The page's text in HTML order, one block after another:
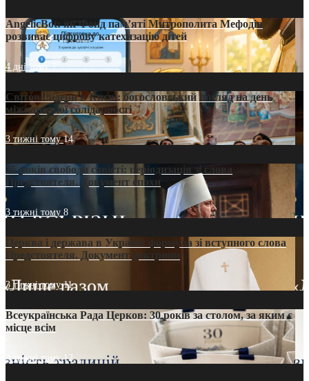
AngelicBot: як Фонд пам’яті Митрополита Мефодія
розвиває цифрову катехизацію дітей
4 дні тому7
Світові лідери в Києві: богословський погляд на день
міжнародної солідарності
3 тижні тому14
35 років свободи совісті: періодизація зі слова
Предстоятеля. Документ епохи
3 тижні тому 8
Церква і держава в Україні: формула зі вступного слова
Предстоятеля. Документ доктрини
3 тижні тому11
Всеукраїнська Рада Церков: 30 років за столом, за яким є
місце всім
3 тижні тому12